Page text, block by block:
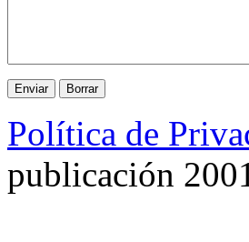
Política de
publicación